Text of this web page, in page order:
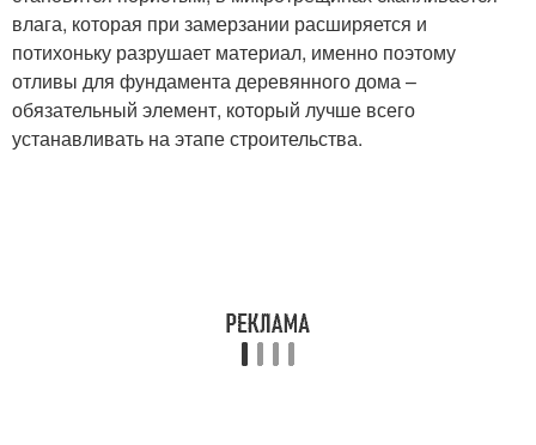
влага, которая при замерзании расширяется и
потихоньку разрушает материал, именно поэтому
отливы для фундамента деревянного дома –
обязательный элемент, который лучше всего
устанавливать на этапе строительства.